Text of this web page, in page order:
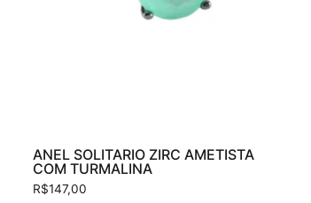
ANEL SOLITARIO ZIRC AMETISTA
COM TURMALINA
R$147,00